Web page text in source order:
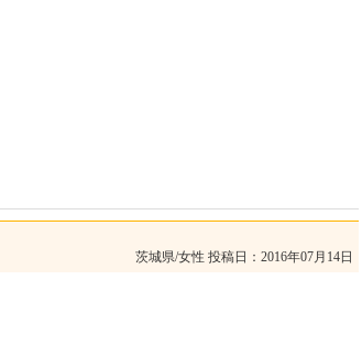
茨城県/女性 投稿日：2016年07月14日